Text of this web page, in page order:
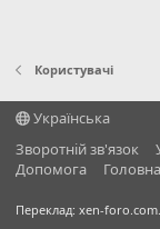
Користувачі
Українська
Зворотній зв'язок
Дoпoмoга
Головна
Переклад: xen-